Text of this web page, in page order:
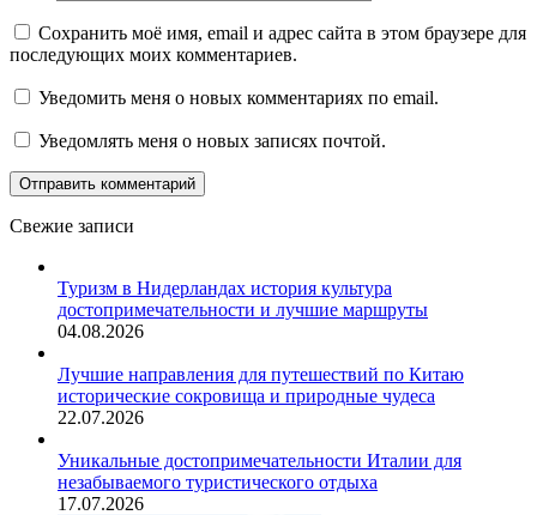
Сохранить моё имя, email и адрес сайта в этом браузере для
последующих моих комментариев.
Уведомить меня о новых комментариях по email.
Уведомлять меня о новых записях почтой.
Свежие записи
Туризм в Нидерландах история культура
достопримечательности и лучшие маршруты
04.08.2026
Лучшие направления для путешествий по Китаю
исторические сокровища и природные чудеса
22.07.2026
Уникальные достопримечательности Италии для
незабываемого туристического отдыха
17.07.2026